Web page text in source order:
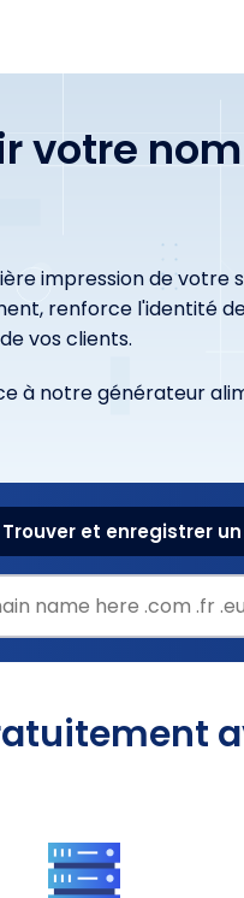
votre
impression de votre
renforce l'identité
vos clients.
à notre générateur
Trouver et enregistrer